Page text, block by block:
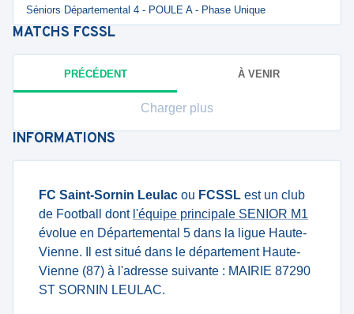
Séniors Départemental 4 - POULE A - Phase Unique
MATCHS FCSSL
PRÉCÉDENT À VENIR
Charger plus
INFORMATIONS
FC Saint-Sornin Leulac ou FCSSL est un club
de Football dont l'équipe principale SENIOR M1
évolue en Départemental 5 dans la ligue Haute-
Vienne. Il est situé dans le département Haute-
Vienne (87) à l'adresse suivante : MAIRIE 87290
ST SORNIN LEULAC.